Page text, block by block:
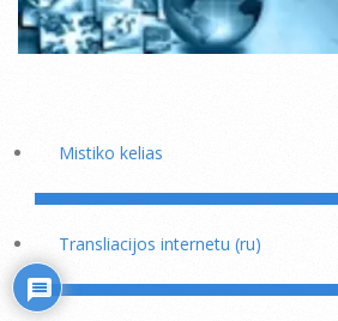
Mistiko kelias
Transliacijos internetu (ru)